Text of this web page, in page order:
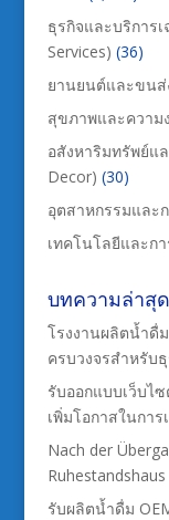
ธุรกิจและบริการ
Services) (36)
ยานยนต์และขนส่
สุขภาพและความ
อสังหาริมทรัพย์แ
Decor) (30)
อุตสาหกรรมและ
เทคโนโลยีและก
บทความล่าสุด
โรงงานผลิตน้ำดื่
ครบวงจรสำหรับ
รับออกแบบเว็บไ
เพิ่มโอกาสในการ
Nach der
รับผลิตน้ำดื่ม